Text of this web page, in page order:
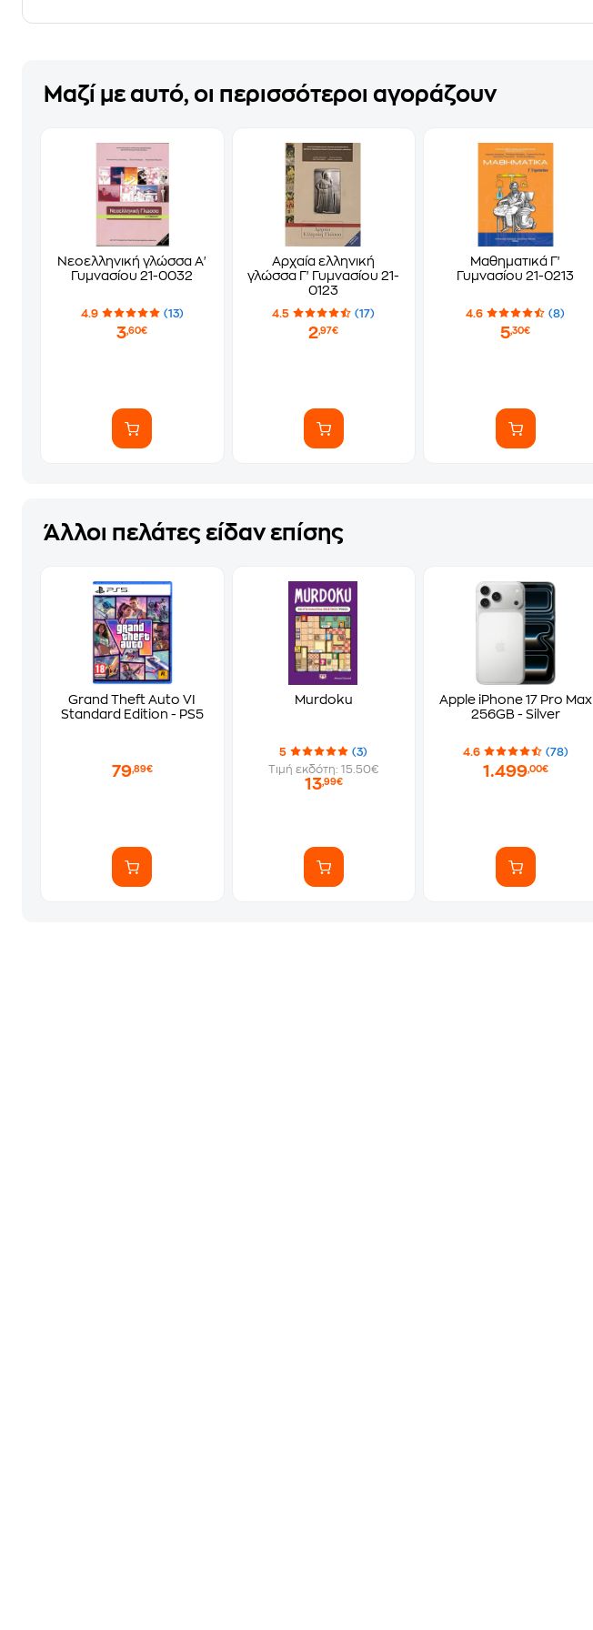
Μαζί με αυτό, οι περισσότεροι αγοράζουν
Νεοελληνική γλώσσα Α'
Γυμνασίου 21-0032
4.9 (13)
3,60€
Αρχαία ελληνική
γλώσσα Γ' Γυμνασίου 21-
0123
4.5 (17)
2,97€
Μαθηματικά Γ'
Γυμνασίου 21-0213
4.6 (8)
5,30€
Άλλοι πελάτες είδαν επίσης
Grand Theft Auto VI
Standard Edition - PS5
79,89€
Murdoku
5
(3)
Τιμή εκδότη: 15.50€
13,99€
Apple iPhone 17 Pro Max
256GB - Silver
4.6 (78)
1.499,00€